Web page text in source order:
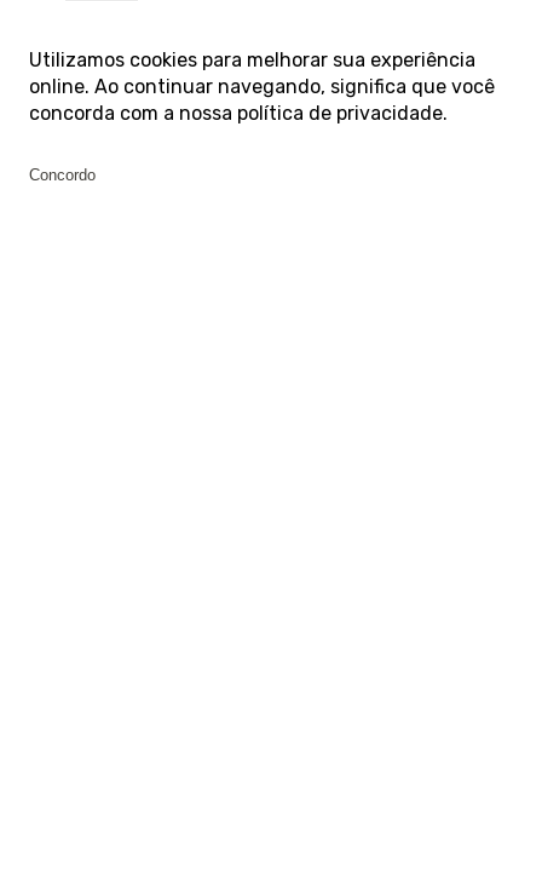
Utilizamos cookies para melhorar sua experiência
online. Ao continuar navegando, significa que você
concorda com a nossa política de privacidade.
Concordo